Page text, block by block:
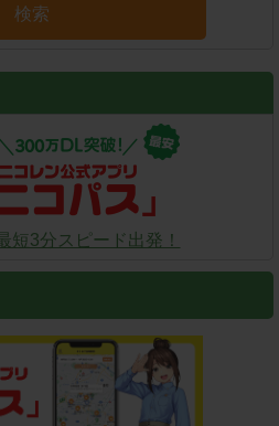
検索
短3分スピード出発！